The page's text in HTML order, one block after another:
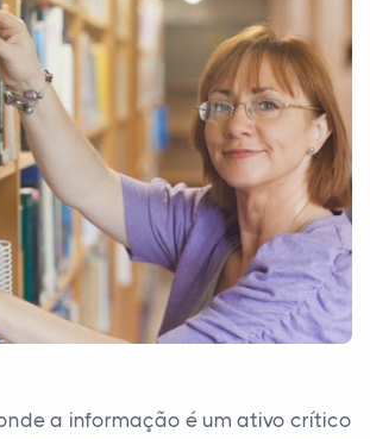
a informação é um ativo crítico